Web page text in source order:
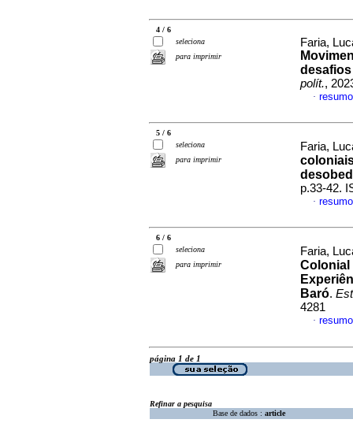
4 / 6
seleciona
para imprimir
Faria,
polít.,
·
5 / 6
seleciona
para imprimir
Faria,
p.33-42.
·
6 / 6
seleciona
para imprimir
Faria,
Colonial
Baró.
4281
·
página 1 de 1
Refinar a pesquisa
Base de dados : article